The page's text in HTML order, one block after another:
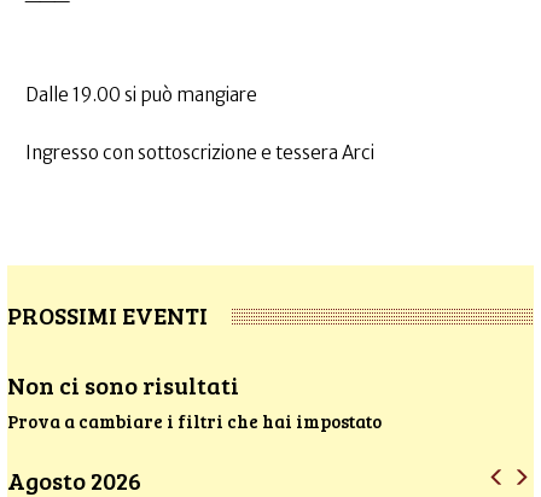
Dalle 19.00 si può mangiare
Ingresso con sottoscrizione e tessera Arci
PROSSIMI EVENTI
Non ci sono risultati
Prova a cambiare i filtri che hai impostato
Agosto 2026